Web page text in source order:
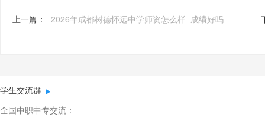
上一篇： 2026年成都树德怀远中学师资怎么样_成绩好吗
学生交流群
全国中职中专交流：